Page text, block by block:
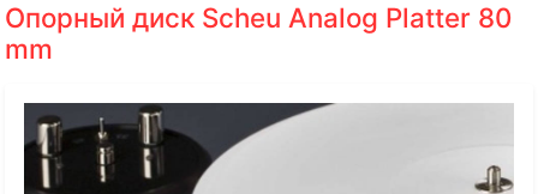
Опорный диск Scheu Analog Platter 80
mm